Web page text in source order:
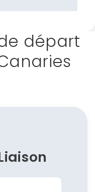
départ